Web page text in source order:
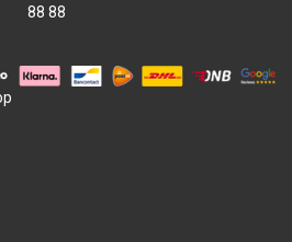
88 88